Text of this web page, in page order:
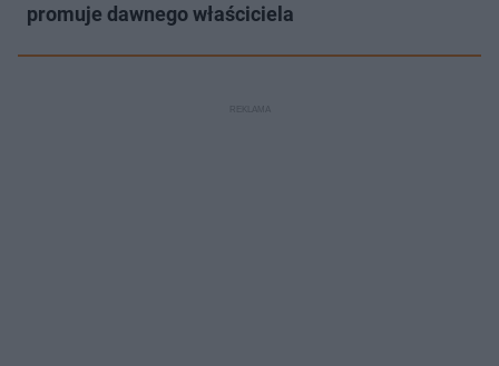
promuje dawnego właściciela